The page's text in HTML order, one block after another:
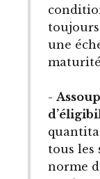
toujours
une
-
tous les
norme